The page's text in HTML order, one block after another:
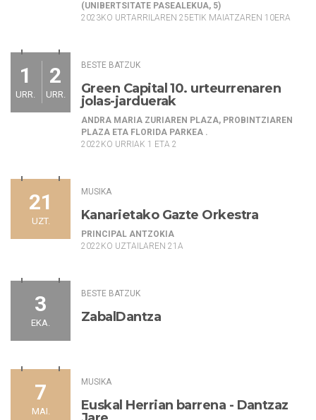
(UNIBERTSITATE PASEALEKUA, 5)
2023KO URTARRILAREN 25ETIK MAIATZAREN 10ERA
1
URR.
2
URR.
BESTE BATZUK
Green Capital 10. urteurrenaren
jolas-jarduerak
ANDRA MARIA ZURIAREN PLAZA, PROBINTZIAREN
PLAZA ETA FLORIDA PARKEA .
2022KO URRIAK 1 ETA 2
21
UZT.
MUSIKA
Kanarietako Gazte Orkestra
PRINCIPAL ANTZOKIA
2022KO UZTAILAREN 21A
3
EKA.
BESTE BATZUK
ZabalDantza
7
MAI.
MUSIKA
Euskal Herrian barrena - Dantzaz